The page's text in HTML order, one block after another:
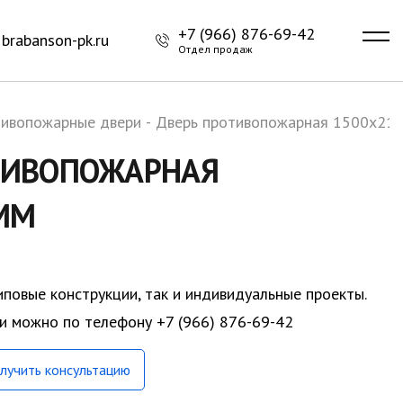
pk.ru +7 (966) 876-69-42
Отдел продаж
двери - Дверь противопожарная
конструкции, так и индивидуальные проекты.
можно по телефону +7 (966) 876-69-42
консультацию